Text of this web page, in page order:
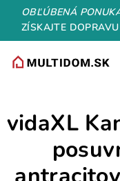
Prejsť
obsah
OBĽÚBENÁ
ZÍSKAJTE
vidaXL